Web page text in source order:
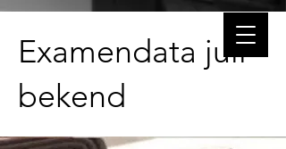
Examendata juli
bekend